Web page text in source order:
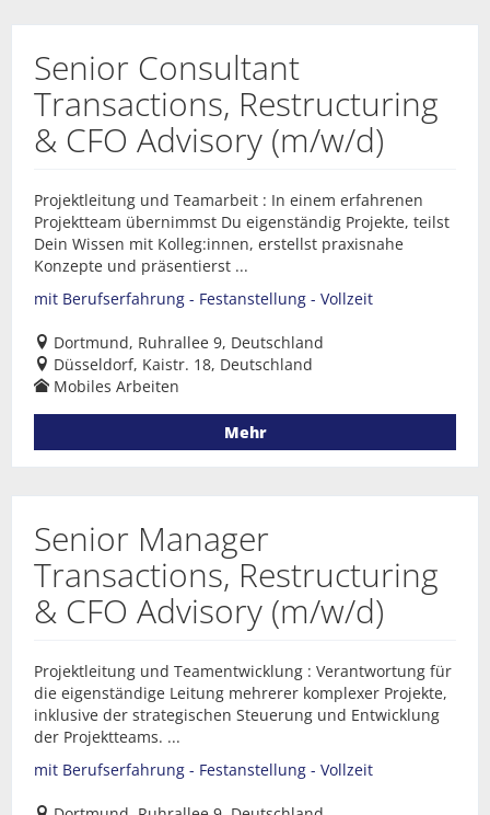
Senior Consultant
Transactions, Restructuring
& CFO Advisory (m/w/d)
Projektleitung und Teamarbeit : In einem erfahrenen
Projektteam übernimmst Du eigenständig Projekte, teilst
Dein Wissen mit Kolleg:innen, erstellst praxisnahe
Konzepte und präsentierst ...
mit Berufserfahrung - Festanstellung - Vollzeit
Dortmund, Ruhrallee 9, Deutschland
Düsseldorf, Kaistr. 18, Deutschland
Mobiles Arbeiten
Mehr
Senior Manager
Transactions, Restructuring
& CFO Advisory (m/w/d)
Projektleitung und Teamentwicklung : Verantwortung für
die eigenständige Leitung mehrerer komplexer Projekte,
inklusive der strategischen Steuerung und Entwicklung
der Projektteams. ...
mit Berufserfahrung - Festanstellung - Vollzeit